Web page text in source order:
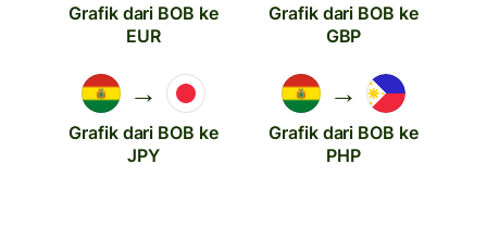
Grafik dari BOB ke
EUR
Grafik dari BOB ke
GBP
→
Grafik dari BOB ke
JPY
→
Grafik dari BOB ke
PHP